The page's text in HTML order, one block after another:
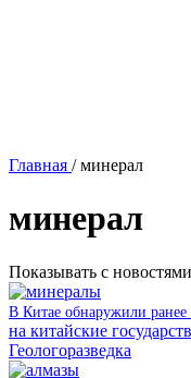
Главная / минерал
минерал
Показывать с новостями
В Китае обнаружили
на китайские
Геологоразведка